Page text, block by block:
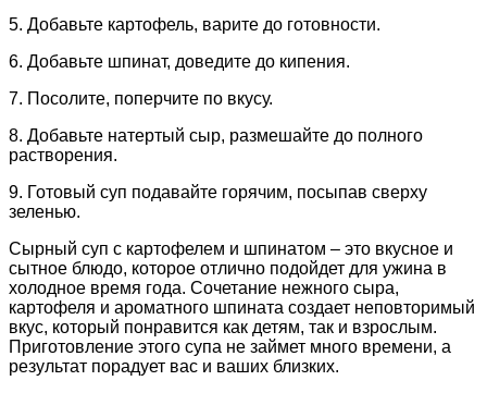
5. Добавьте картофель, варите до готовности.
6. Добавьте шпинат, доведите до кипения.
7. Посолите, поперчите по вкусу.
8. Добавьте натертый сыр, размешайте до полного
растворения.
9. Готовый суп подавайте горячим, посыпав сверху
зеленью.
Сырный суп с картофелем и шпинатом – это вкусное и
сытное блюдо, которое отлично подойдет для ужина в
холодное время года. Сочетание нежного сыра,
картофеля и ароматного шпината создает неповторимый
вкус, который понравится как детям, так и взрослым.
Приготовление этого супа не займет много времени, а
результат порадует вас и ваших близких.